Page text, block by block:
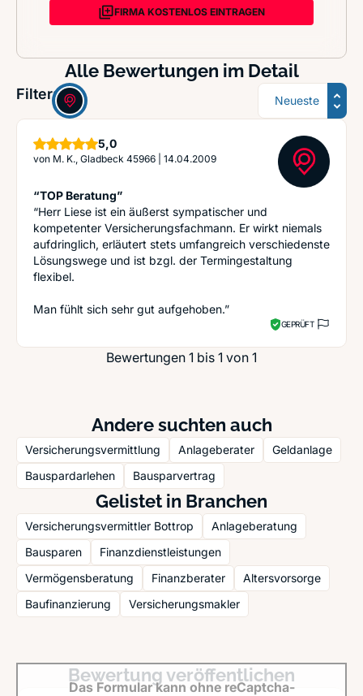
FIRMA KOSTENLOS EINTRAGEN
Alle Bewertungen im Detail
Filter: Sortierung
5,0Sterne
von M. K., Gladbeck 45966 14.04.2009
“TOP Beratung”
“Herr Liese ist ein äußerst sympatischer und
kompetenter Versicherungsfachmann. Er wirkt niemals
aufdringlich, erläutert stets umfangreich verschiedenste
Lösungswege und ist bzgl. der Termingestaltung
flexibel.
Man fühlt sich sehr gut aufgehoben.”
GEPRÜFT
Bewertungen 1 bis 1 von 1
Andere suchten auch
Versicherungsvermittlung Anlageberater
Geldanlage
Bauspardarlehen
Bausparvertrag
Gelistet in Branchen
Versicherungsvermittler Bottrop
Anlageberatung
Bausparen
Finanzdienstleistungen
Vermögensberatung
Finanzberater
Altersvorsorge
Baufinanzierung
Versicherungsmakler
Bewertung veröffentlichen
Das Formular kann ohne reCaptcha-